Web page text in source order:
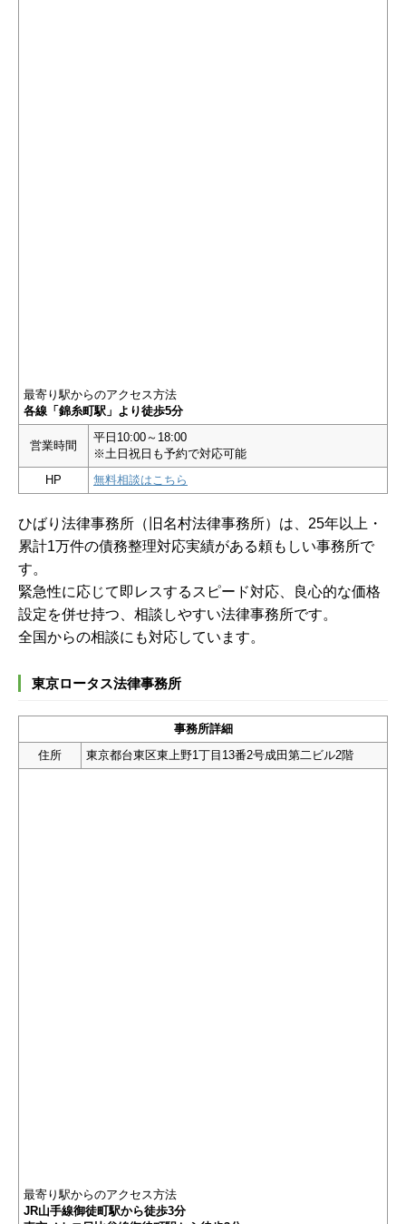
最寄り駅からのアクセス方法
各線「錦糸町駅」より徒歩5分
営業時間
平日10:00～18:00
※土日祝日も予約で対応可能
HP
無料相談はこちら
ひばり法律事務所（旧名村法律事務所）は、25年以上・
累計1万件の債務整理対応実績がある頼もしい事務所で
す。
緊急性に応じて即レスするスピード対応、良心的な価格
設定を併せ持つ、相談しやすい法律事務所です。
全国からの相談にも対応しています。
東京ロータス法律事務所
事務所詳細
住所
東京都台東区東上野1丁目13番2号成田第二ビル2階
最寄り駅からのアクセス方法
JR山手線御徒町駅から徒歩3分